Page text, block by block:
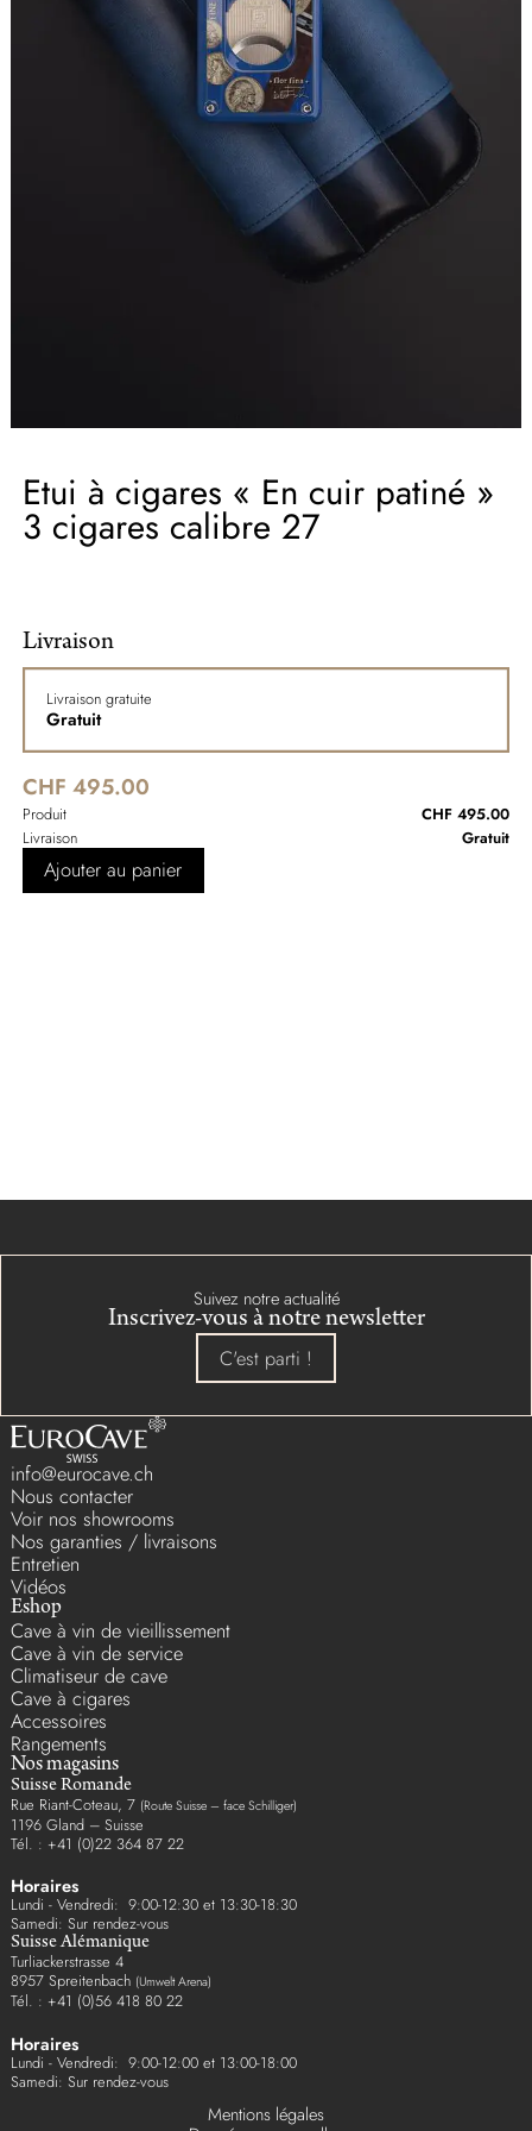
Etui à cigares « En cuir patiné »
3 cigares calibre 27
Livraison
Livraison gratuite
Gratuit
CHF 495.00
Produit
CHF 495.00
Livraison
Gratuit
Ajouter au panier
Suivez notre actualité
Inscrivez-vous à notre newsletter
C'est parti !
info@eurocave.ch
Nous contacter
Voir nos showrooms
Nos garanties / livraisons
Entretien
Vidéos
Eshop
Cave à vin de vieillissement
Cave à vin de service
Climatiseur de cave
Cave à cigares
Accessoires
Rangements
Nos magasins
Suisse Romande
Rue Riant-Coteau, 7 (Route Suisse – face Schilliger)
1196 Gland – Suisse
Tél. : +41 (0)22 364 87 22
Horaires
Lundi - Vendredi: 9:00-12:30 et 13:30-18:30
Samedi: Sur rendez-vous
Suisse Alémanique
Turliackerstrasse 4
8957 Spreitenbach (Umwelt Arena)
Tél. : +41 (0)56 418 80 22
Horaires
Lundi - Vendredi: 9:00-12:00 et 13:00-18:00
Samedi: Sur rendez-vous
Mentions légales